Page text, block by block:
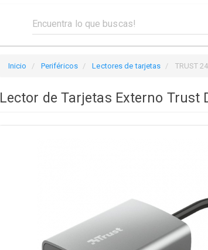
Inicio Periféricos Lectores de tarjetas TRUST
Lector de Tarjetas Externo Trust